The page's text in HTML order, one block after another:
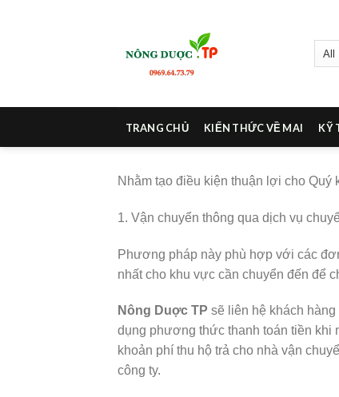
TRANG CHỦ KIẾN THỨC VỀ MAI KỸ
Nhằm tạo điều kiện thuận lợi cho
1. Vận chuyển thông qua dịch vụ
Phương pháp này phù hợp với các
nhất cho khu vực cần chuyển đến để
Nông Duợc TP sẽ liên hệ khách
dụng phương thức thanh toán tiền khi
khoản phí thu hộ trả cho nhà vận
công ty.